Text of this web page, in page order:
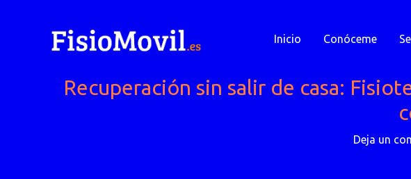
Inicio Conóceme
Recuperación sin salir de casa:
Deja un